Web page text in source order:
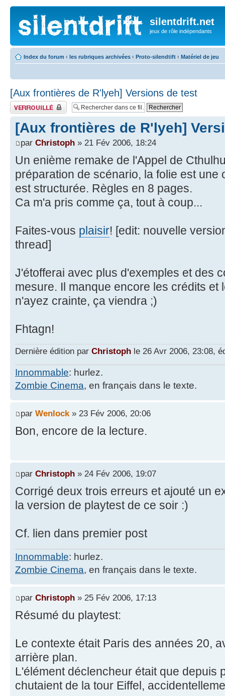
silentdrift.net
jeux de rôle indépendants
Index du forum ‹ les rubriques archivées ‹ Proto-silendtift ‹ Matériel de jeu
[Aux frontières de R'lyeh] Versions de test
Fil verrouillé
[Aux frontières de R'lyeh]
par Christoph » 21 Fév 2006, 18:24
Un enième remake de l'Appel de
préparation de scénario, la folie est une
est structurée. Règles en 8 pages.
Ca m'a pris comme ça, tout à coup...
Faites-vous plaisir! [edit: nouvelle
thread]
J'étofferai avec plus d'exemples et des
mesure. Il manque encore les crédits et
n'ayez crainte, ça viendra ;)
Fhtagn!
Dernière édition par Christoph le 26 Avr 2006, 23:08,
Innommable: hurlez.
Zombie Cinema, en français dans le texte.
par Wenlock » 23 Fév 2006, 20:06
Bon, encore de la lecture.
par Christoph » 24 Fév 2006, 19:07
Corrigé deux trois erreurs et ajouté un
la version de playtest de ce soir :)
Cf. lien dans premier post
Innommable: hurlez.
Zombie Cinema, en français dans le texte.
par Christoph » 25 Fév 2006, 17:13
Résumé du playtest:
Le contexte était Paris des années 20,
arrière plan.
L'élément déclencheur était que depuis
chutaient de la tour Eiffel,